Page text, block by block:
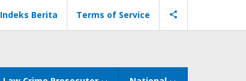
Indeks Berita Terms of Service